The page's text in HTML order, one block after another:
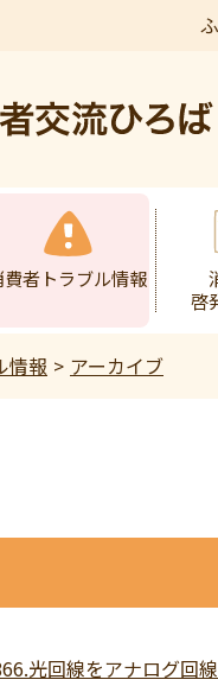
費者トラブル情報
啓
情報 アーカイブ
光回線をアナログ回